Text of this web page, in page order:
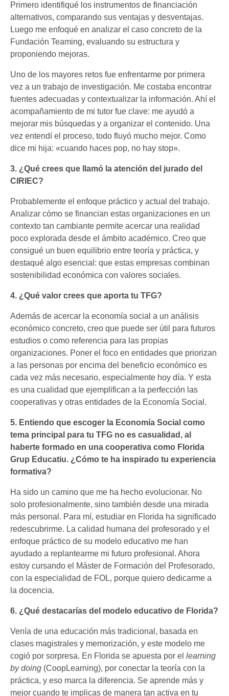
Primero identifiqué los instrumentos de financiación
alternativos, comparando sus ventajas y desventajas.
Luego me enfoqué en analizar el caso concreto de la
Fundación Teaming, evaluando su estructura y
proponiendo mejoras.
Uno de los mayores retos fue enfrentarme por primera
vez a un trabajo de investigación. Me costaba encontrar
fuentes adecuadas y contextualizar la información. Ahí el
acompañamiento de mi tutor fue clave: me ayudó a
mejorar mis búsquedas y a organizar el contenido. Una
vez entendí el proceso, todo fluyó mucho mejor. Como
dice mi hija: «cuando haces pop, no hay stop».
3. ¿Qué crees que llamó la atención del jurado del
CIRIEC?
Probablemente el enfoque práctico y actual del trabajo.
Analizar cómo se financian estas organizaciones en un
contexto tan cambiante permite acercar una realidad
poco explorada desde el ámbito académico. Creo que
consigué un buen equilibrio entre teoría y práctica, y
destaqué algo esencial: que estas empresas combinan
sostenibilidad económica con valores sociales.
4. ¿Qué valor crees que aporta tu TFG?
Además de acercar la economía social a un análisis
económico concreto, creo que puede ser útil para futuros
estudios o como referencia para las propias
organizaciones. Poner el foco en entidades que priorizan
a las personas por encima del beneficio económico es
cada vez más necesario, especialmente hoy día. Y esta
es una cualidad que ejemplifican a la perfección las
cooperativas y otras entidades de la Economía Social.
5. Entiendo que escoger la Economía Social como
tema principal para tu TFG no es casualidad, al
haberte formado en una cooperativa como Florida
Grup Educatiu. ¿Cómo te ha inspirado tu experiencia
formativa?
Ha sido un camino que me ha hecho evolucionar. No
solo profesionalmente, sino también desde una mirada
más personal. Para mí, estudiar en Florida ha significado
redescubrirme. La calidad humana del profesorado y el
enfoque práctico de su modelo educativo me han
ayudado a replantearme mi futuro profesional. Ahora
estoy cursando el Máster de Formación del Profesorado,
con la especialidad de FOL, porque quiero dedicarme a
la docencia.
6. ¿Qué destacarías del modelo educativo de Florida?
Venía de una educación más tradicional, basada en
clases magistrales y memorización, y este modelo me
cogió por sorpresa. En Florida se apuesta por el learning
by doing (CoopLearning), por conectar la teoría con la
práctica, y eso marca la diferencia. Se aprende más y
mejor cuando te implicas de manera tan activa en tu